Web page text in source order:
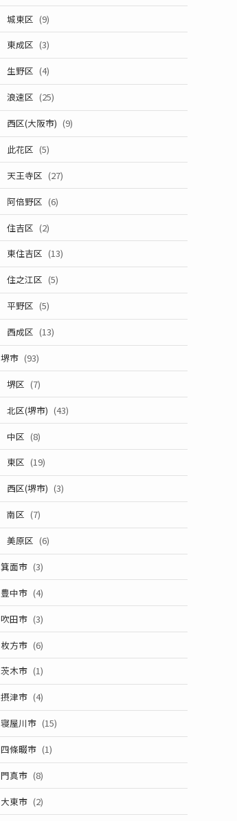
城東区 (9)
東成区 (3)
生野区 (4)
浪速区 (25)
西区(大阪市) (9)
此花区 (5)
天王寺区 (27)
阿倍野区 (6)
住吉区 (2)
東住吉区 (13)
住之江区 (5)
平野区 (5)
西成区 (13)
堺市 (93)
堺区 (7)
北区(堺市) (43)
中区 (8)
東区 (19)
西区(堺市) (3)
南区 (7)
美原区 (6)
箕面市 (3)
豊中市 (4)
吹田市 (3)
枚方市 (6)
茨木市 (1)
摂津市 (4)
寝屋川市 (15)
四條畷市 (1)
門真市 (8)
大東市 (2)